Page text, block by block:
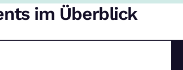
im Überblick